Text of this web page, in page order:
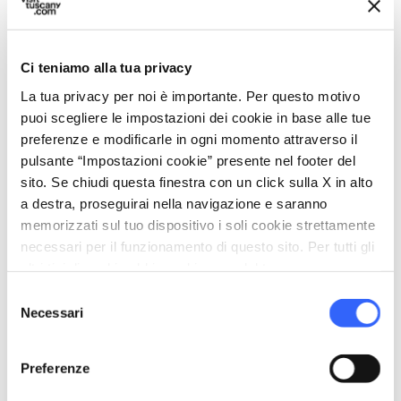
Ci teniamo alla tua privacy
La tua privacy per noi è importante. Per questo motivo
puoi scegliere le impostazioni dei cookie in base alle tue
preferenze e modificarle in ogni momento attraverso il
pulsante “Impostazioni cookie” presente nel footer del
sito. Se chiudi questa finestra con un click sulla X in alto
a destra, proseguirai nella navigazione e saranno
memorizzati sul tuo dispositivo i soli cookie strettamente
necessari per il funzionamento di questo sito. Per tutti gli
delNecessari
Preferenze
oltre a una biblioteca, una fototeca e una
7. Museo Civico d’arte Antica